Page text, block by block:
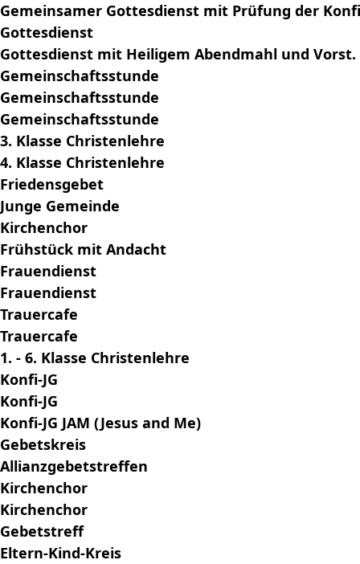
Gemeinsamer Gottesdienst mit Prüfung der
Gottesdienst
Gottesdienst mit Heiligem Abendmahl und
Gemeinschaftsstunde
Gemeinschaftsstunde
Gemeinschaftsstunde
3. Klasse Christenlehre
4. Klasse Christenlehre
Friedensgebet
Junge Gemeinde
Kirchenchor
Frühstück mit Andacht
Frauendienst
Frauendienst
Trauercafe
Trauercafe
1. - 6. Klasse Christenlehre
Konfi-JG
Konfi-JG
Konfi-JG JAM (Jesus and Me)
Gebetskreis
Allianzgebetstreffen
Kirchenchor
Kirchenchor
Gebetstreff
Eltern-Kind-Kreis